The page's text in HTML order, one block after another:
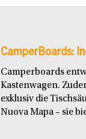
CamperBoards:
Camperboards
Kastenwagen.
exklusiv die
Nuova Mapa – sie